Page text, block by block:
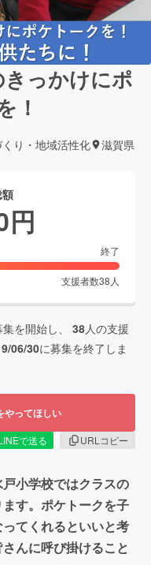
っかけにポ
！
くり・地域活性化 滋賀県
円
終了
支援者数38 人
を開始し、 38人の支援
06/30に募集を終了しま
やってほしい
で送る
URLコピー
小学校ではクラスの
す。ポケトークを子
てくれるといいと考
んに呼び掛けること